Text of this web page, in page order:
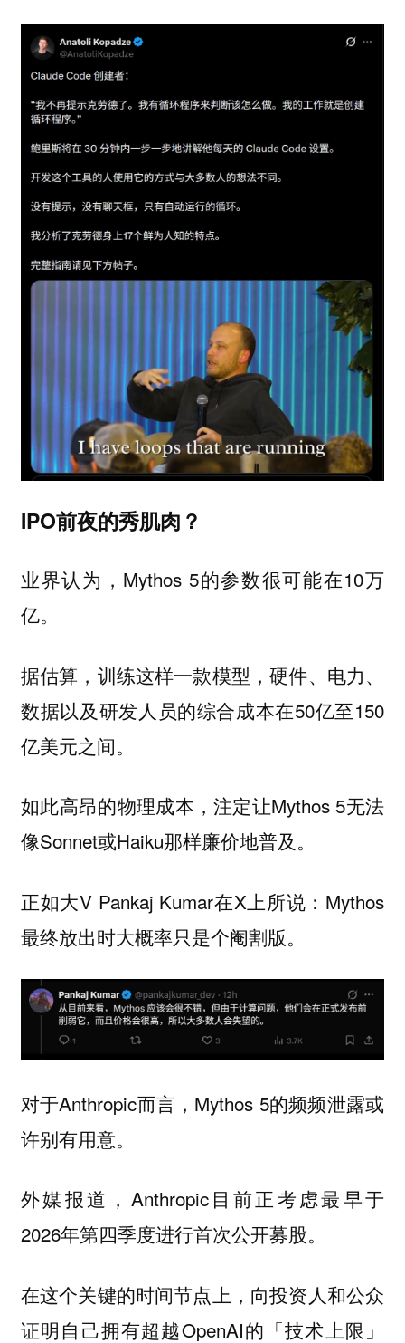
IPO前夜的秀肌肉？
业界认为，Mythos 5的参数很可能在10万
亿。
据估算，训练这样一款模型，硬件、电力、
数据以及研发人员的综合成本在50亿至150
亿美元之间。
如此高昂的物理成本，注定让Mythos 5无法
像Sonnet或Haiku那样廉价地普及。
正如大V Pankaj Kumar在X上所说：Mythos
最终放出时大概率只是个阉割版。
对于Anthropic而言，Mythos 5的频频泄露或
许别有用意。
外媒报道，Anthropic目前正考虑最早于
2026年第四季度进行首次公开募股。
在这个关键的时间节点上，向投资人和公众
证明自己拥有超越OpenAI的「技术上限」